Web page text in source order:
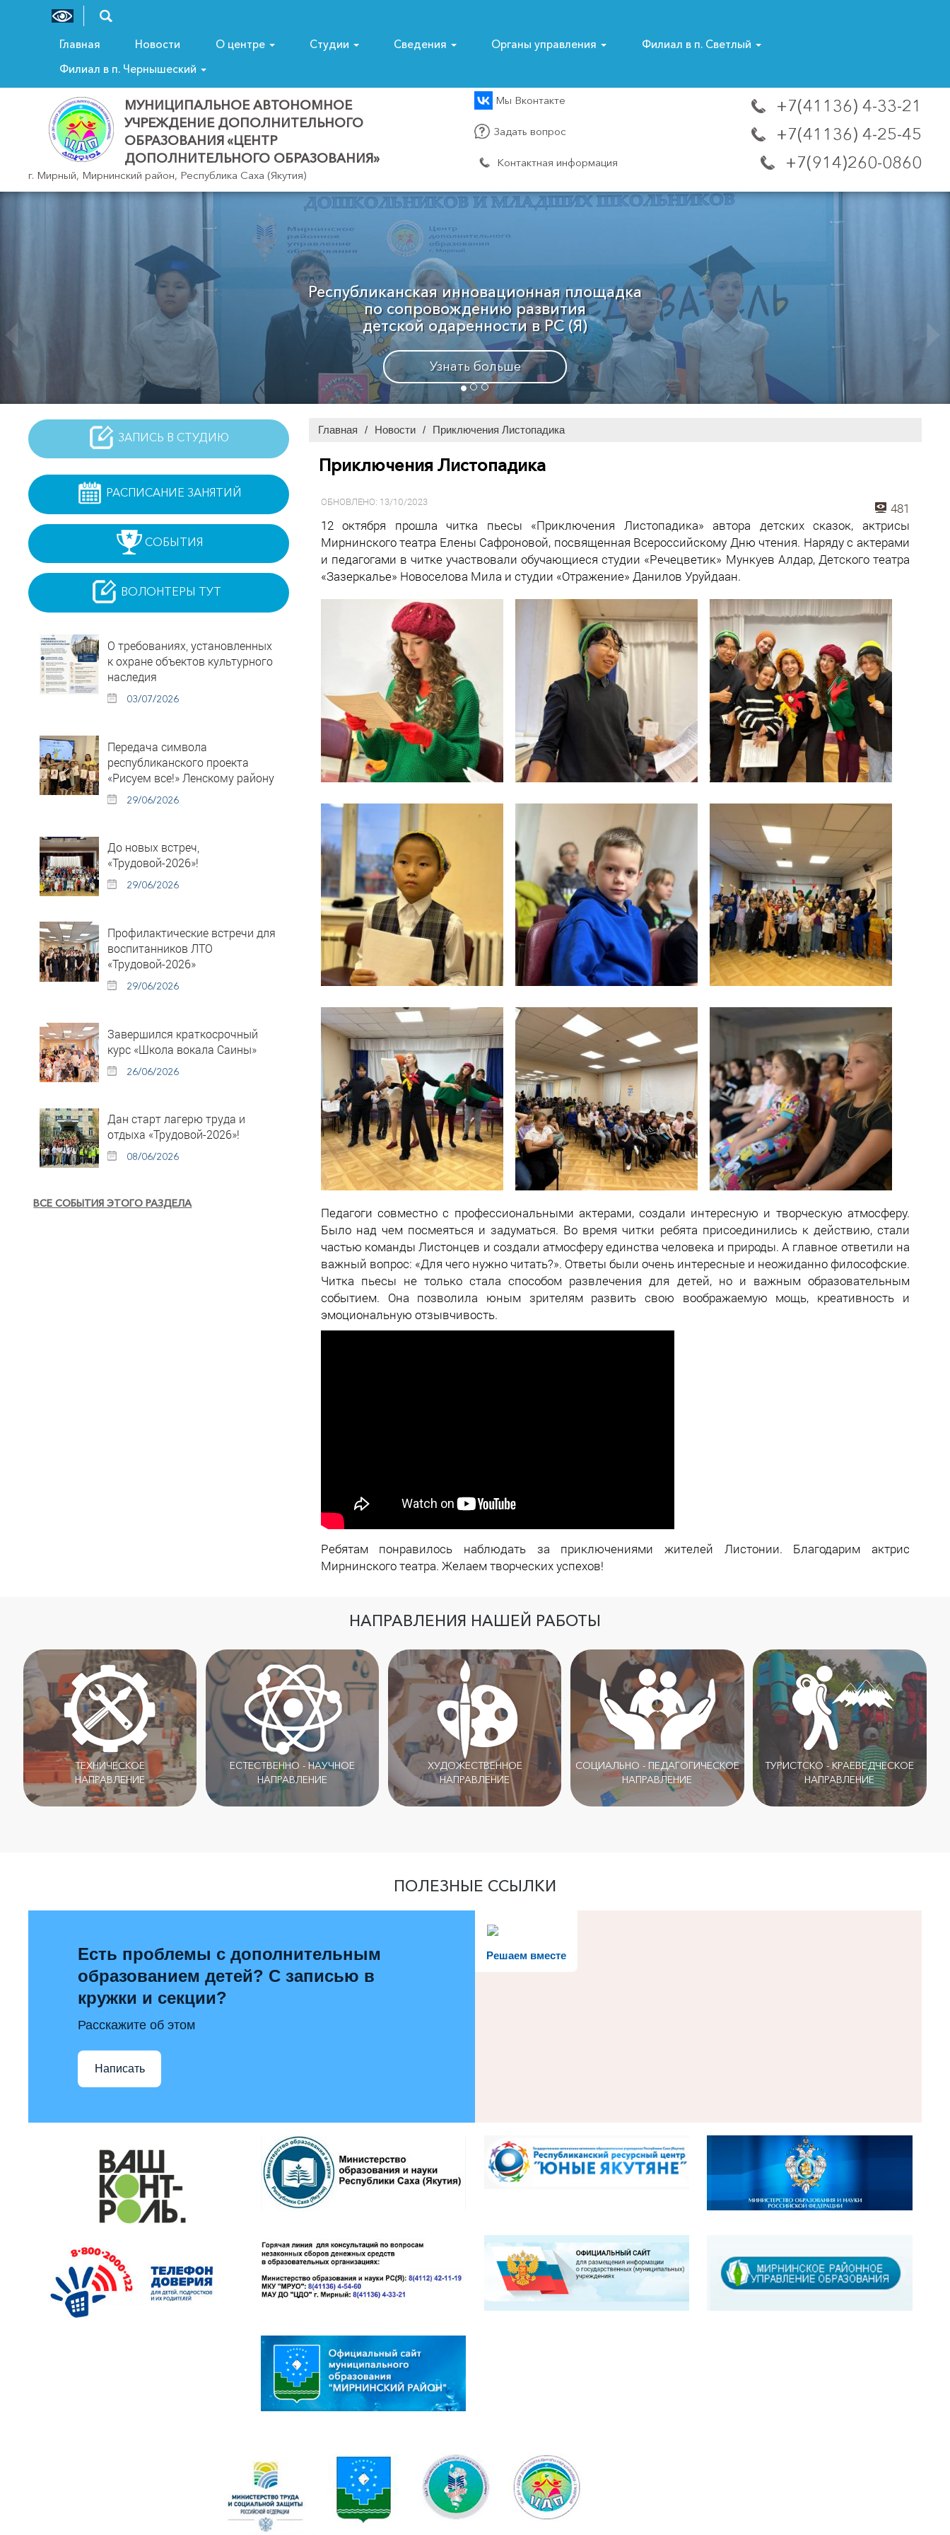
Главная Новости О центре Студии Сведения Органы управления
Филиал в п. Светлый
Филиал в п. Чернышеский
МУНИЦИПАЛЬНОЕ АВТОНОМНОЕ
УЧРЕЖДЕНИЕ ДОПОЛНИТЕЛЬНОГО
ОБРАЗОВАНИЯ «ЦЕНТР
ДОПОЛНИТЕЛЬНОГО ОБРАЗОВАНИЯ»
г. Мирный, Мирнинский район, Республика Саха (Якутия)
Мы Вконтакте
Задать вопрос
Контактная информация
+7(41136) 4-33-21
+7(41136) 4-25-45
+7(914)260-0860
Муниципальный опорный центр
Мирнинского района
Узнать больше
Главная / Новости / Приключения Листопадика
Приключения Листопадика
ОБНОВЛЕНО: 13/10/2023
481
12 октября прошла читка пьесы «Приключения Листопадика» автора детских сказок, актрисы
Мирнинского театра Елены Сафроновой, посвященная Всероссийскому Дню чтения. Наряду с актерами
и педагогами в читке участвовали обучающиеся студии «Речецветик» Мункуев Алдар, Детского театра
«Зазеркалье» Новоселова Мила и студии «Отражение» Данилов Уруйдаан.
Педагоги совместно с профессиональными актерами, создали интересную и творческую атмосферу.
Было над чем посмеяться и задуматься. Во время читки ребята присоединились к действию, стали
частью команды Листонцев и создали атмосферу единства человека и природы. А главное ответили на
важный вопрос: «Для чего нужно читать?». Ответы были очень интересные и неожиданно философские.
Читка пьесы не только стала способом развлечения для детей, но и важным образовательным
событием. Она позволила юным зрителям развить свою воображаемую мощь, креативность и
эмоциональную отзывчивость.
Ребятам понравилось наблюдать за приключениями жителей Листонии. Благодарим актрис
Мирнинского театра. Желаем творческих успехов!
ЗАПИСЬ В СТУДИЮ
РАСПИСАНИЕ ЗАНЯТИЙ
СОБЫТИЯ
ВОЛОНТЕРЫ ТУТ
О требованиях, установленных
к охране объектов культурного
наследия
03/07/2026
Передача символа
республиканского проекта
«Рисуем все!» Ленскому району
29/06/2026
До новых встреч,
«Трудовой-2026»!
29/06/2026
Профилактические встречи для
воспитанников ЛТО
«Трудовой-2026»
29/06/2026
Завершился краткосрочный
курс «Школа вокала Саины»
26/06/2026
Дан старт лагерю труда и
отдыха «Трудовой-2026»!
08/06/2026
ВСЕ СОБЫТИЯ ЭТОГО РАЗДЕЛА
НАПРАВЛЕНИЯ НАШЕЙ РАБОТЫ
ТЕХНИЧЕСКОЕ
НАПРАВЛЕНИЕ
ЕСТЕСТВЕННО - НАУЧНОЕ
НАПРАВЛЕНИЕ
ХУДОЖЕСТВЕННОЕ
НАПРАВЛЕНИЕ
СОЦИАЛЬНО - ПЕДАГОГИЧЕСКОЕ
НАПРАВЛЕНИЕ
ТУРИСТСКО - КРАЕВЕДЧЕСКОЕ
НАПРАВЛЕНИЕ
ПОЛЕЗНЫЕ ССЫЛКИ
Решаем вместе
Есть проблемы с дополнительным
образованием детей? С записью в
кружки и секции?
Расскажите об этом
Написать